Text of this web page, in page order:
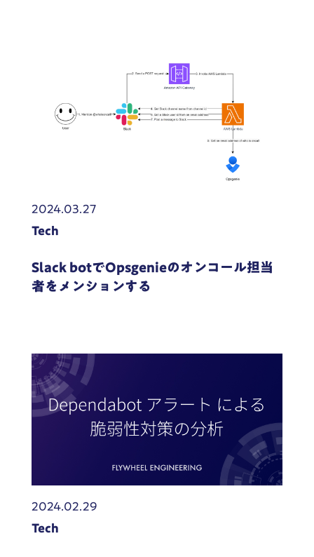
2024.03.27
Tech
Slack botでOpsgenieのオンコール担当
者をメンションする
2024.02.29
Tech